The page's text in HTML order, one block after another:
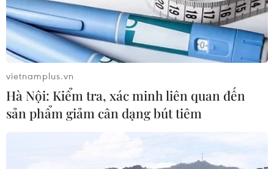
vietnamplus.vn
Hà Nội: Kiểm tra, xác minh liên quan đến
sản phẩm giảm cân dạng bút tiêm